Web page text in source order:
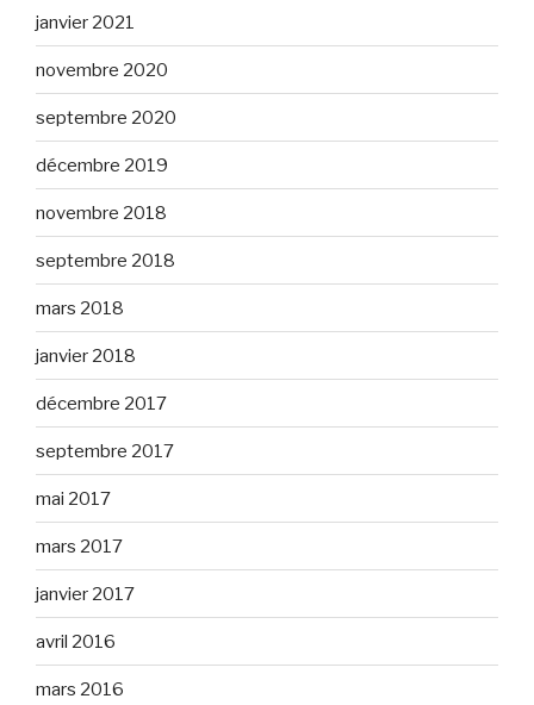
janvier 2021
novembre 2020
septembre 2020
décembre 2019
novembre 2018
septembre 2018
mars 2018
janvier 2018
décembre 2017
septembre 2017
mai 2017
mars 2017
janvier 2017
avril 2016
mars 2016